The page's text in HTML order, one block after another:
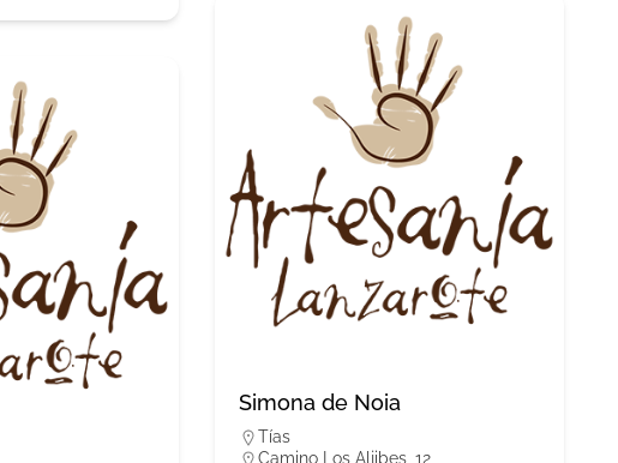
Simona de Noia
Tías
Camino Los Aljibes, 12